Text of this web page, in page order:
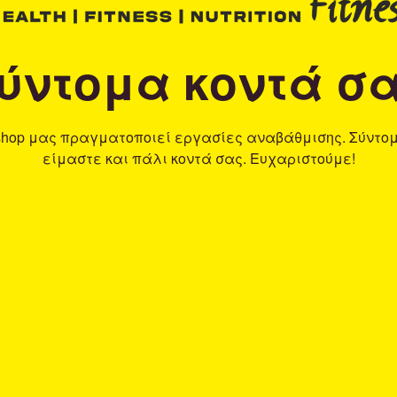
κοντά
μας πραγματοποιεί εργασίες αναβάθμισης.
είμαστε και πάλι κοντά σας. Ευχαριστούμε!